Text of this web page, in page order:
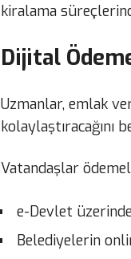
kiralama
Dijital
Uzmanlar, emlak
kolaylaştıracağını
Vatandaşlar
e-Devlet
Belediyelerin